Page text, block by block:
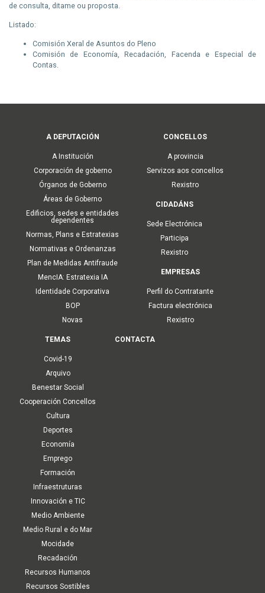
de consulta, ditame ou proposta.
Listado:
Comisión Xeral de Asuntos do Pleno
Comisión de Economía, Recadación, Facenda e Especial de
Contas.
navigation
A DEPUTACIÓN
A Institución
Corporación de goberno
Órganos de Goberno
Áreas de Goberno
Edificios, sedes e entidades
dependentes
Normas, Plans e Estratexias
Normativas e Ordenanzas
Plan de Medidas Antifraude
MencIA: Estratexia IA
Identidade Corporativa
BOP
Novas
CONCELLOS
A provincia
Servizos aos concellos
Rexistro
CIDADÁNS
Sede Electrónica
Participa
Rexistro
EMPRESAS
Perfil do Contratante
Factura electrónica
Rexistro
TEMAS
Covid-19
Arquivo
Benestar Social
Cooperación Concellos
Cultura
Deportes
Economía
Emprego
Formación
Infraestruturas
Innovación e TIC
Medio Ambiente
Medio Rural e do Mar
Mocidade
Recadación
Recursos Humanos
Recursos Sostibles
CONTACTA